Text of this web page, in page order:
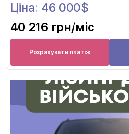
Ціна: 46 000$
40 216 грн/міс
Розрахувати платіж